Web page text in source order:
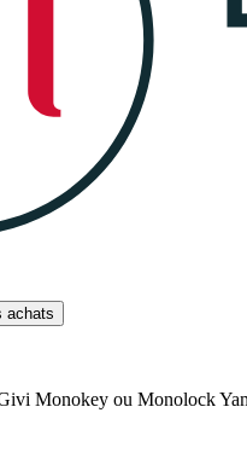
achats
Monokey ou Monolock